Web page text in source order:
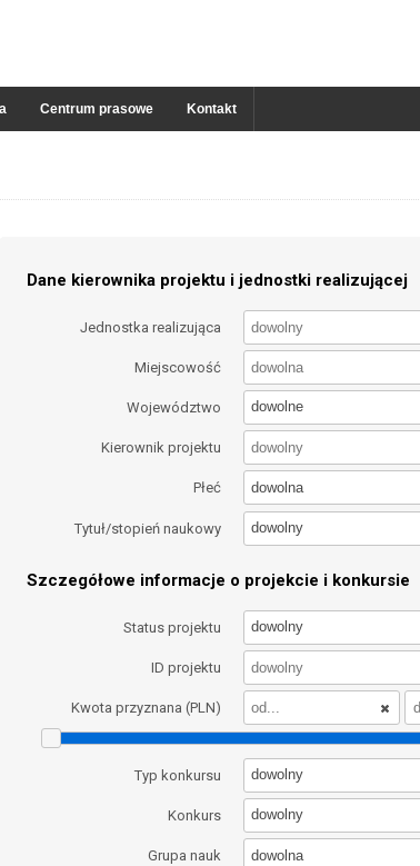
Centrum prasowe Kontakt
Dane kierownika projektu i jednostki realizującej
Jednostka realizująca
Miejscowość
Województwo dowolne
Kierownik projektu
Płeć dowolna
Tytuł/stopień naukowy dowolny
Szczegółowe informacje o projekcie i konkursie
Status projektu dowolny
ID projektu
Kwota przyznana (PLN)
Typ konkursu dowolny
Konkurs dowolny
Grupa nauk dowolna